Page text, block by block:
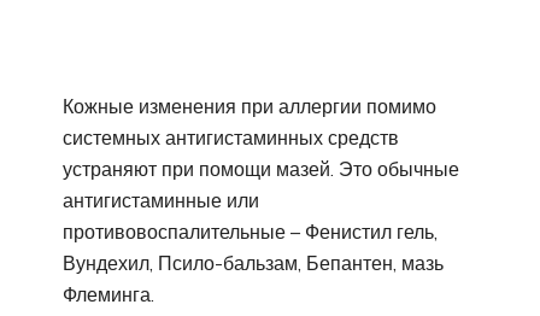
Кожные изменения при аллергии помимо
системных антигистаминных средств
устраняют при помощи мазей. Это обычные
антигистаминные или
противовоспалительные – Фенистил гель,
Вундехил, Псило-бальзам, Бепантен, мазь
Флеминга.